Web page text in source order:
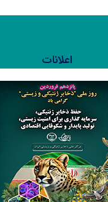
فلور مصور رشته کوههای البرز
اعلانات